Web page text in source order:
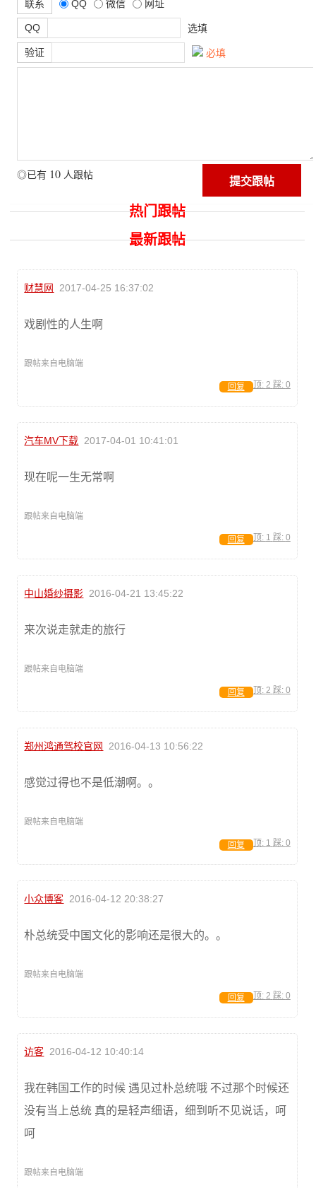
联系 QQ 微信 网址
QQ 选填
验证 必填
◎已有 10 人跟帖
热门跟帖
最新跟帖
财慧网 2017-04-25 16:37:02
戏剧性的人生啊
跟帖来自电脑端
顶: 2 踩: 0
回复
汽车MV下载 2017-04-01 10:41:01
现在呢一生无常啊
跟帖来自电脑端
顶: 1 踩: 0
回复
中山婚纱摄影 2016-04-21 13:45:22
来次说走就走的旅行
跟帖来自电脑端
顶: 2 踩: 0
回复
郑州鸿通驾校官网 2016-04-13 10:56:22
感觉过得也不是低潮啊。。
跟帖来自电脑端
顶: 1 踩: 0
回复
小众博客 2016-04-12 20:38:27
朴总统受中国文化的影响还是很大的。。
跟帖来自电脑端
顶: 2 踩: 0
回复
访客 2016-04-12 10:40:14
我在韩国工作的时候 遇见过朴总统哦 不过那个时候还
没有当上总统 真的是轻声细语，细到听不见说话，呵
呵
跟帖来自电脑端